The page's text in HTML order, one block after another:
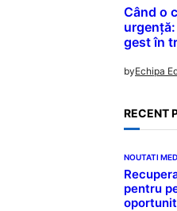
Când o
gest în
byEchipa
RECENT
NOUTATI
pentru